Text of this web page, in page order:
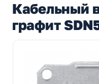
Кабельный
графит